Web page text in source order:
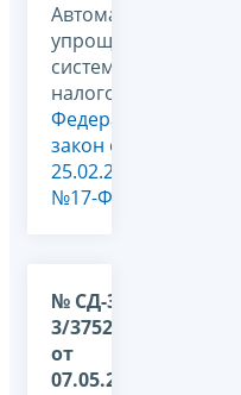
Автоматизированная
упрощенная
система
налогообложения,
Федеральный
закон от
25.02.2022
№17-ФЗ
№ СД-36-
3/3752@
от
07.05.2026